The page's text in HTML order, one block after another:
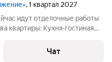
, 1 квартал 2027
идут отделочные работы
квартиры: Кухня-гостиная
спальня и
комната
Чат